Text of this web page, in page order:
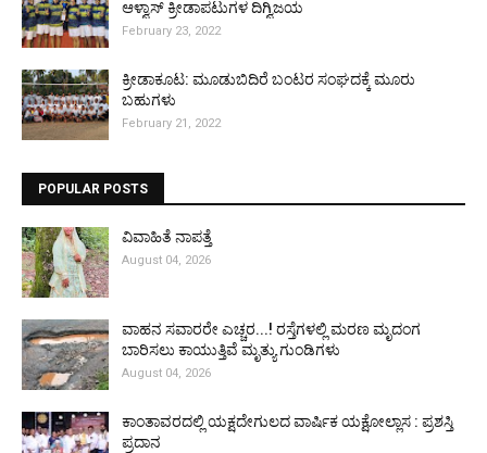
ಆಳ್ವಾಸ್ ಕ್ರೀಡಾಪಟುಗಳ ದಿಗ್ವಿಜಯ
February 23, 2022
ಕ್ರೀಡಾಕೂಟ: ಮೂಡುಬಿದಿರೆ ಬಂಟರ ಸಂಘದಕ್ಕೆ ಮೂರು
ಬಹುಗಳು
February 21, 2022
POPULAR POSTS
ವಿವಾಹಿತೆ ನಾಪತ್ತೆ
August 04, 2026
ವಾಹನ ಸವಾರರೇ ಎಚ್ಚರ...! ರಸ್ತೆಗಳಲ್ಲಿ ಮರಣ ಮೃದಂಗ
ಬಾರಿಸಲು ಕಾಯುತ್ತಿವೆ ಮೃತ್ಯು ಗುಂಡಿಗಳು
August 04, 2026
ಕಾಂತಾವರದಲ್ಲಿ ಯಕ್ಷದೇಗುಲದ ವಾರ್ಷಿಕ ಯಕ್ಷೋಲ್ಲಾಸ : ಪ್ರಶಸ್ತಿ
ಪ್ರದಾನ